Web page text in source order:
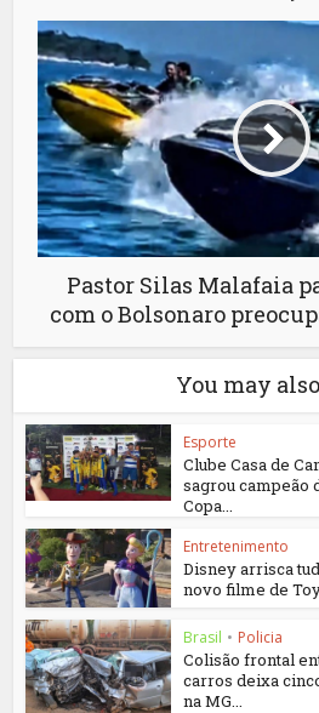
Pastor Silas Malafaia
com o Bolsonaro
You may
Esporte
Clube Casa de
sagrou campeão
Copa...
Entretenimento
Disney arrisca
novo filme de
Brasil • Policia
Colisão frontal
carros deixa
na MG...